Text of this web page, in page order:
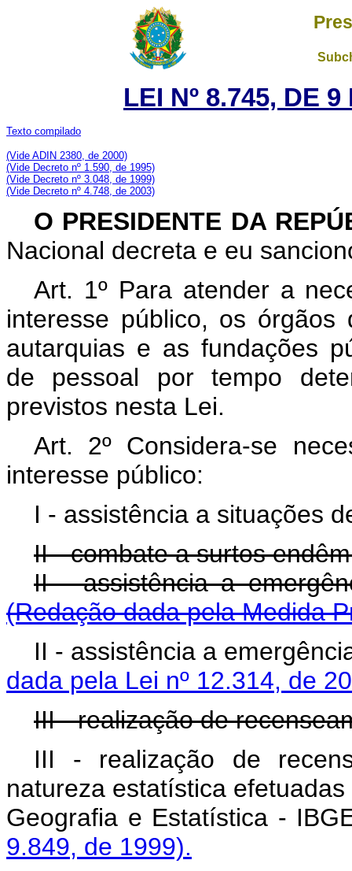
LEI Nº 8.745, DE
Texto compilado
(Vide ADIN 2380, de 2000)
(Vide Decreto nº 1.590, de 1995)
(Vide Decreto nº 3.048, de 1999)
(Vide Decreto nº 4.748, de 2003)
O PRESIDENTE DA
Nacional decreta e eu
Art. 1º Para atender a
interesse público, os órgãos
autarquias e as fundações
de pessoal por tempo
previstos nesta Lei.
Art. 2º Considera-se
interesse público:
I - assistência a situações
II - combate a surtos
II - assistência a
(Redação dada pela Medida
II - assistência a
dada pela Lei nº 12.314, de
III - realização de
III - realização de
natureza estatística
Geografia e Estatística
9.849, de 1999).